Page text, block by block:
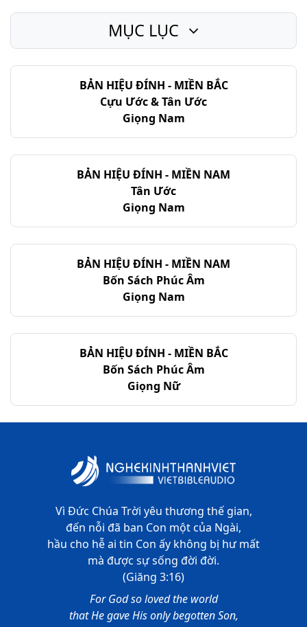
BẢN HIỆU ĐÍNH - MIỀN BẮC
Cựu Ước & Tân Ước
Giọng Nam
BẢN HIỆU ĐÍNH - MIỀN NAM
Tân Ước
Giọng Nam
BẢN HIỆU ĐÍNH - MIỀN NAM
Bốn Sách Phúc Âm
Giọng Nam
BẢN HIỆU ĐÍNH - MIỀN BẮC
Bốn Sách Phúc Âm
Giọng Nữ
MỤC LỤC
Vì Đức Chúa Trời yêu thương thế gian,
đến nỗi đã ban Con một của Ngài,
hầu cho hễ ai tin Con ấy không bị hư mất
mà được sự sống đời đời.
(Giăng 3:16)
For God so loved the world
that He gave His only begotten Son,